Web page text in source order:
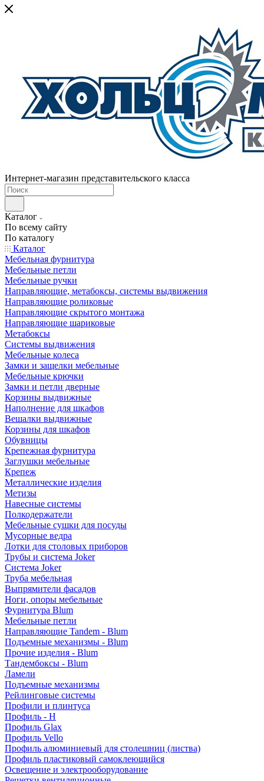
Интернет-магазин представительского класса
Каталог
По всему сайту
По каталогу
Каталог
Мебельная фурнитура
Мебельные петли
Мебельные ручки
Направляющие, метабоксы, системы выдвижения
Направляющие роликовые
Направляющие скрытого монтажа
Направляющие шариковые
Метабоксы
Системы выдвижения
Мебельные колеса
Замки и защелки мебельные
Мебельные крючки
Замки и петли дверные
Корзины выдвижные
Наполнение для шкафов
Вешалки выдвижные
Корзины для шкафов
Обувницы
Крепежная фурнитура
Заглушки мебельные
Крепеж
Металлические изделия
Метизы
Навесные системы
Полкодержатели
Мебельные сушки для посуды
Мусорные ведра
Лотки для столовых приборов
Трубы и система Joker
Система Joker
Труба мебельная
Выпрямители фасадов
Ноги, опоры мебельные
Фурнитура Blum
Мебельные петли
Направляющие Tandem - Blum
Подъемные механизмы - Blum
Прочие изделия - Blum
Тандембоксы - Blum
Ламели
Подъемные механизмы
Рейлинговые системы
Профили и плинтуса
Профиль - H
Профиль Glax
Профиль Vello
Профиль алюминиевый для столешниц (листва)
Профиль пластиковый самоклеющийся
Освещение и электрооборудование